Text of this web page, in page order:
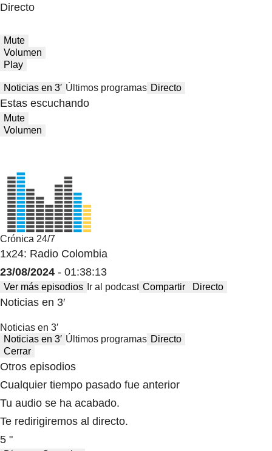
Directo
Mute
Volumen
Play
Noticias en 3′ Últimos programas Directo
Estas escuchando
Mute
Volumen
Crónica 24/7
1x24: Radio Colombia
23/08/2024 - 01:38:13
Ver más episodios Ir al podcast Compartir Directo
Noticias en 3′
Noticias en 3′
Noticias en 3′ Últimos programas Directo
Cerrar
Otros episodios
Cualquier tiempo pasado fue anterior
Tu audio se ha acabado.
Te redirigiremos al directo.
5 "